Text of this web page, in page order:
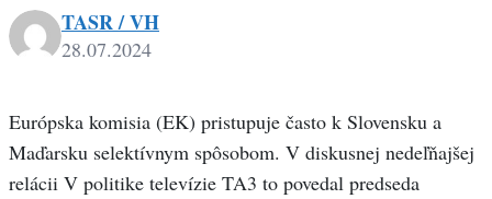
TASR / VH
28.07.2024
Európska komisia (EK) pristupuje často k Slovensku a
Maďarsku selektívnym spôsobom. V diskusnej nedeľňajšej
relácii V politike televízie TA3 to povedal predseda